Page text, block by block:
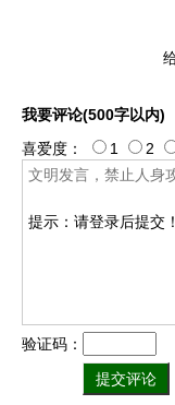
我要评论(500字以内)
提示：请登录后提交！
喜爱度： 1 2
验证码：